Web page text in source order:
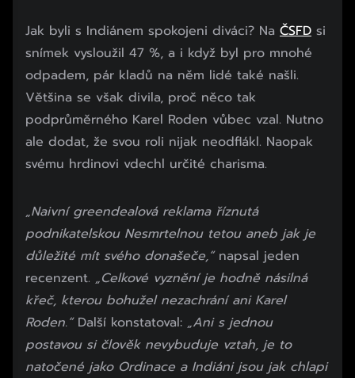
Jak byli s Indiánem spokojeni diváci? Na ČSFD si
snímek vysloužil 47 %, a i když byl pro mnohé
odpadem, pár kladů na něm lidé také našli.
Většina se však divila, proč něco tak
podprůměrného Karel Roden vůbec vzal. Nutno
ale dodat, že svou roli nijak neodflákl. Naopak
svému hrdinovi vdechl určité charisma.
„Naivní greendealová reklama říznutá
podnikatelskou Nesmrtelnou tetou aneb jak je
důležité mít svého donašeče,“napsal jeden
recenzent. „Celkové vyznění je hodně násilná
křeč, kterou bohužel nezachrání ani Karel
Roden.“ Další konstatoval: „Ani s jednou
postavou si člověk nevybuduje vztah, je to
natočené jako Ordinace a Indiáni jsou jak chlapi